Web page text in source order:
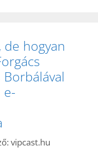
de hogyan
e-
vipcast.hu